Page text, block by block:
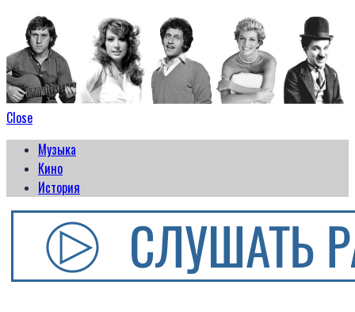
Close
Музыка
Кино
История